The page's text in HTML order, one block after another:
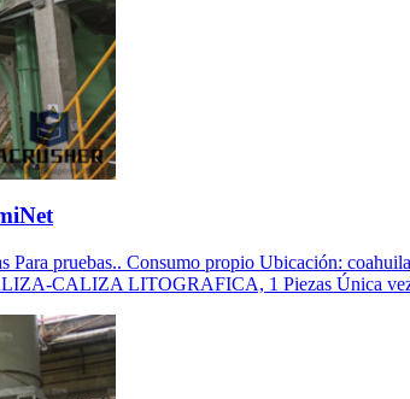
Para pruebas.. Consumo propio Ubicación:
CALIZA LITOGRAFICA, 1 Piezas Única